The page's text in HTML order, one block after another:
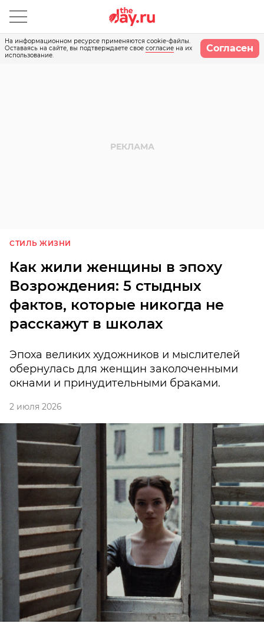
На информационном ресурсе применяются cookie-файлы.
Оставаясь на сайте, вы подтверждаете свое согласие на их
использование.
Согласен
СТИЛЬ ЖИЗНИ
Как жили женщины в эпоху
Возрождения: 5 стыдных
фактов, которые никогда не
расскажут в школах
Эпоха великих художников и мыслителей
обернулась для женщин заколоченными
окнами и принудительными браками.
2 июля 2026